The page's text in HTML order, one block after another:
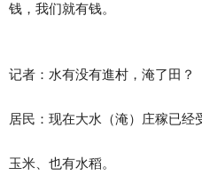
钱，我们就有钱。
记者：水有没有進村，淹了田？
居民：现在大水（淹）庄稼已
玉米、也有水稻。